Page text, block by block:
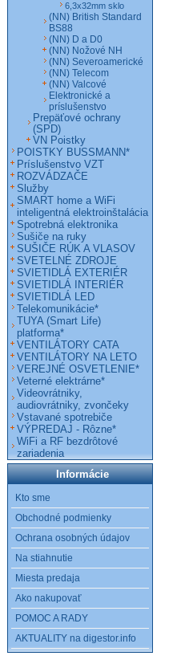
6,3x32mm sklo
(NN) British Standard
BS88
(NN) D a D0
(NN) Nožové NH
(NN) Severoamerické
(NN) Telecom
(NN) Valcové
Elektronické a
príslušenstvo
Prepäťové ochrany
(SPD)
VN Poistky
POISTKY BUSSMANN*
Príslušenstvo VZT
ROZVÁDZAČE
Služby
SMART home a WiFi
inteligentná elektroinštalácia
Spotrebná elektronika
Sušiče na ruky
SUŠIČE RÚK A VLASOV
SVETELNÉ ZDROJE
SVIETIDLÁ EXTERIÉR
SVIETIDLÁ INTERIÉR
SVIETIDLÁ LED
Telekomunikácie*
TUYA (Smart Life)
platforma*
VENTILÁTORY CATA
VENTILÁTORY NA LETO
VEREJNÉ OSVETLENIE*
Veterné elektrárne*
Videovrátniky,
audiovrátniky, zvončeky
Vstavané spotrebiče
VÝPREDAJ - Rôzne*
WiFi a RF bezdrôtové
zariadenia
Informácie
Kto sme
Obchodné podmienky
Ochrana osobných údajov
Na stiahnutie
Miesta predaja
Ako nakupovať
POMOC A RADY
AKTUALITY na digestor.info